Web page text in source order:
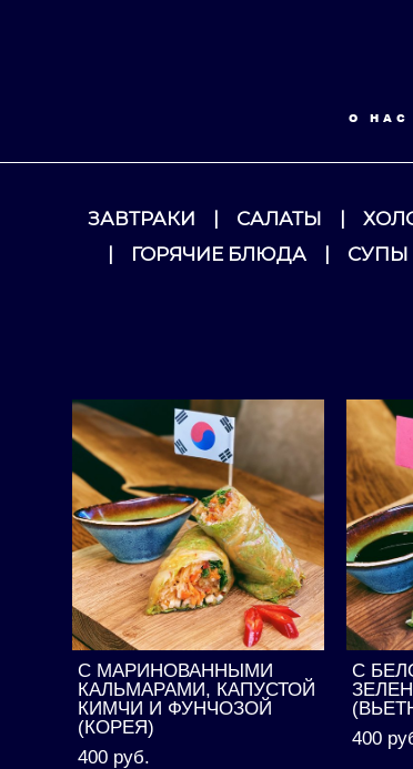
О НАС
ЗАВТРАКИ САЛАТЫ
ГОРЯЧИЕ БЛЮДА СУПЫ
С МАРИНОВАННЫМИ
КАЛЬМАРАМИ, КАПУСТОЙ
КИМЧИ И ФУНЧОЗОЙ
(КОРЕЯ)
400 pуб.
С
400